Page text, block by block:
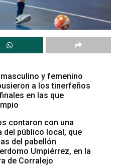
y femenino
a los tinerfeños
en las que
contaron con una
del público local, que
del pabellón
Umpiérrez, en la
de Corralejo